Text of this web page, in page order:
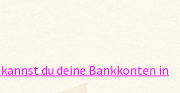
du deine Bankkonten in